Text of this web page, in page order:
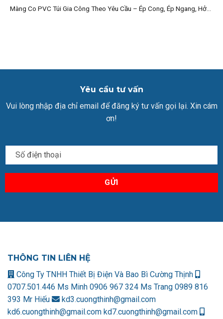
Màng Co PVC Túi Gia Công Theo Yêu Cầu – Ép Cong, Ép Ngang, Hở...
Yêu cầu tư vấn
Vui lòng nhập địa chỉ email để đăng ký tư vấn gọi lại. Xin cám
ơn!
THÔNG TIN LIÊN HỆ
Công Ty TNHH Thiết Bị Điện Và Bao Bì Cường Thịnh
0707.501.446 Ms Minh 0906 967 324 Ms Trang 0989 816
393 Mr Hiếu
kd3.cuongthinh@gmail.com
kd6.cuongthinh@gmail.com kd7.cuongthinh@gmail.com